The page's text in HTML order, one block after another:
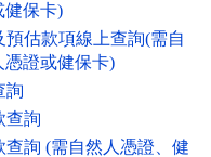
健保卡)
預估款項線上查詢(需自
證或健保卡)
詢
查詢
查詢 (需自然人憑證、健